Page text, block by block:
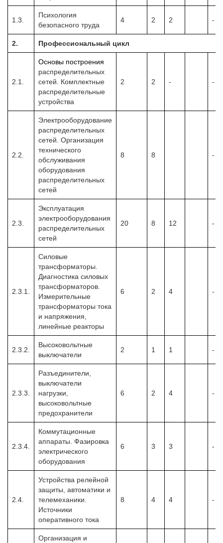
1.3.
Психология
безопасного труда
4 2 2 -
2. Профессиональный цикл
2.1.
Основы построения
распределительных
сетей. Комплектные
распределительные
устройства
2 2 - -
2.2.
Электрооборудование
распределительных
сетей. Организация
технического
обслуживания
оборудования
распределительных
сетей
8 8 -
2.3.
Эксплуатация
электрооборудования
распределительных
сетей
20 8 12 -
2.3.1.
Силовые
трансформаторы.
Диагностика силовых
трансформаторов.
Измерительные
трансформаторы тока
и напряжения,
линейные реакторы
6 2 4 -
2.3.2.
Высоковольтные
выключатели
2 1 1 -
2.3.3.
Разъединители,
выключатели
нагрузки,
высоковольтные
предохранители
6 2 4 -
2.3.4.
Коммутационные
аппараты. Фазировка
электрического
оборудования
6 3 3 -
2.4.
Устройства релейной
защиты, автоматики и
телемеханики.
Источники
оперативного тока
8 4 4 -
Организация и